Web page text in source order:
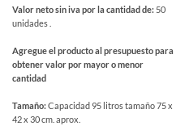
Valor neto sin iva por la cantidad de: 50
unidades .
Agregue el producto al presupuesto para
obtener valor por mayor o menor
cantidad
Tamaño:Capacidad 95 litros tamaño 75 x
42 x 30 cm. aprox.